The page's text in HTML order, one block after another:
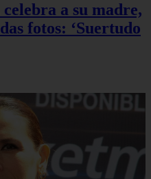
a su madre,
fotos: ‘Suertudo